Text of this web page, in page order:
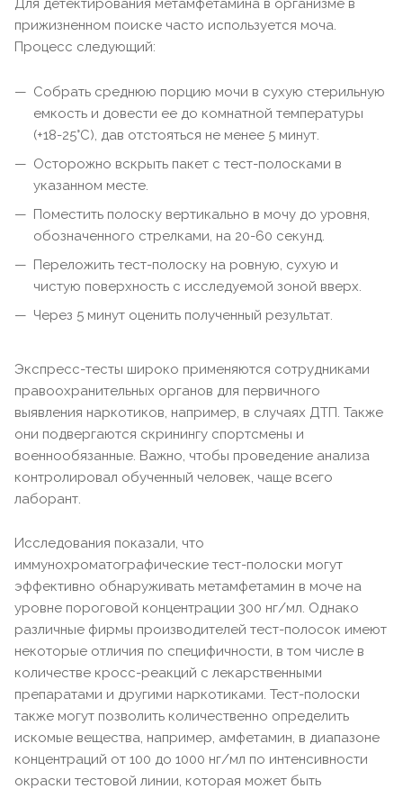
Для детектирования метамфетамина в организме в
прижизненном поиске часто используется моча.
Процесс следующий:
Собрать среднюю порцию мочи в сухую стерильную
емкость и довести ее до комнатной температуры
(+18-25°С), дав отстояться не менее 5 минут.
Осторожно вскрыть пакет с тест-полосками в
указанном месте.
Поместить полоску вертикально в мочу до уровня,
обозначенного стрелками, на 20-60 секунд.
Переложить тест-полоску на ровную, сухую и
чистую поверхность с исследуемой зоной вверх.
Через 5 минут оценить полученный результат.
Экспресс-тесты широко применяются сотрудниками
правоохранительных органов для первичного
выявления наркотиков, например, в случаях ДТП. Также
они подвергаются скринингу спортсмены и
военнообязанные. Важно, чтобы проведение анализа
контролировал обученный человек, чаще всего
лаборант.
Исследования показали, что
иммунохроматографические тест-полоски могут
эффективно обнаруживать метамфетамин в моче на
уровне пороговой концентрации 300 нг/мл. Однако
различные фирмы производителей тест-полосок имеют
некоторые отличия по специфичности, в том числе в
количестве кросс-реакций с лекарственными
препаратами и другими наркотиками. Тест-полоски
также могут позволить количественно определить
искомые вещества, например, амфетамин, в диапазоне
концентраций от 100 до 1000 нг/мл по интенсивности
окраски тестовой линии, которая может быть